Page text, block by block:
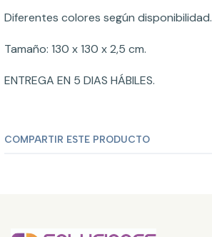
Diferentes colores según disponibilidad.
Tamaño: 130 x 130 x 2,5 cm.
ENTREGA EN 5 DIAS HÁBILES.
COMPARTIR ESTE PRODUCTO